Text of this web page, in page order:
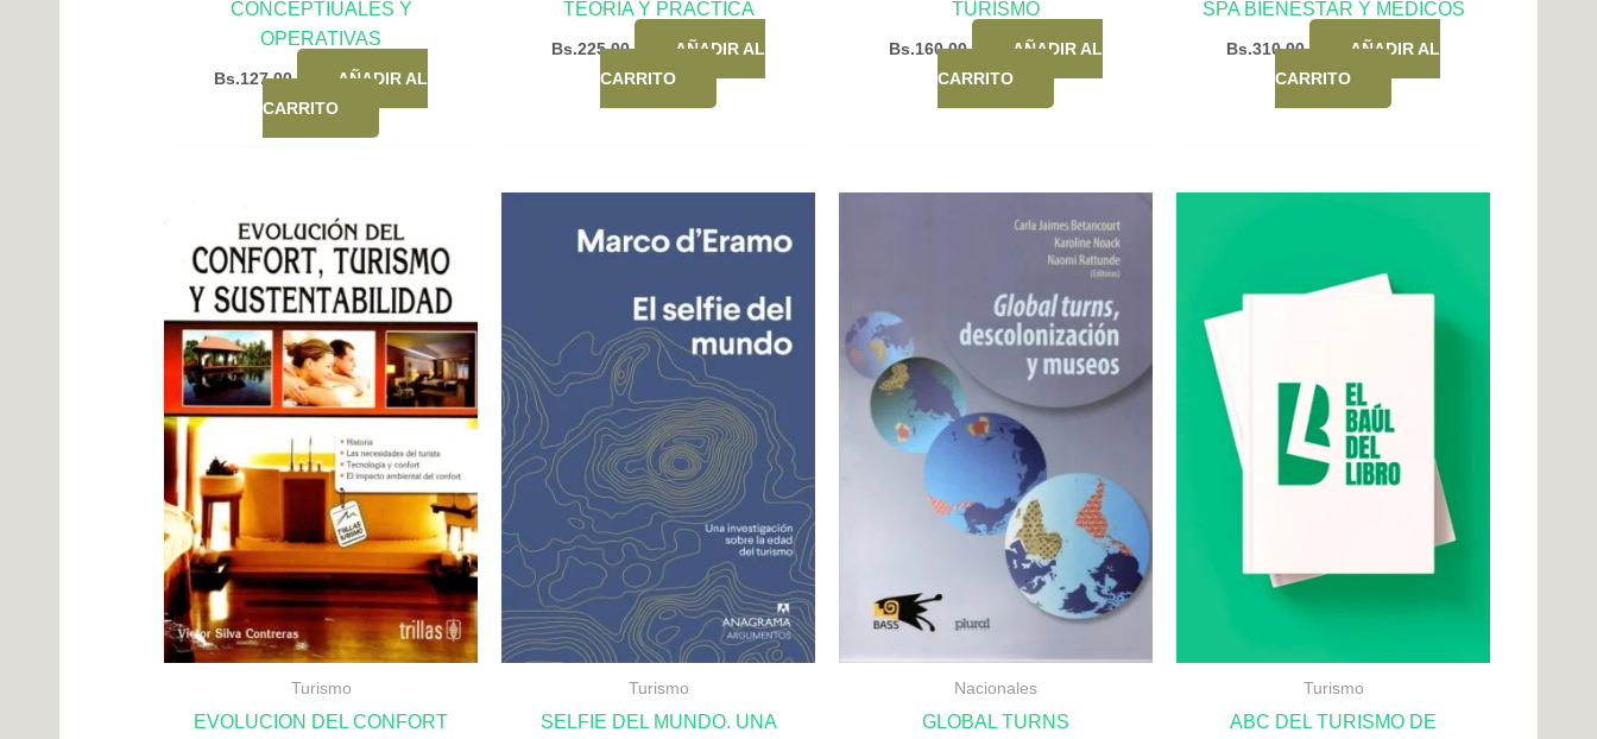
CONCEPTIUALES Y
OPERATIVAS
Bs.127,00
AÑADIR AL
CARRITO
TEORIA Y PRACTICA
Bs.225,00
AÑADIR AL
CARRITO
TURISMO
Bs.160,00
AÑADIR AL
CARRITO
SPA BIENESTAR Y MEDICOS
Bs.310,00
AÑADIR AL
CARRITO
Turismo
EVOLUCION DEL CONFORT
Turismo
SELFIE DEL MUNDO. UNA
Nacionales
GLOBAL TURNS
Turismo
ABC DEL TURISMO DE